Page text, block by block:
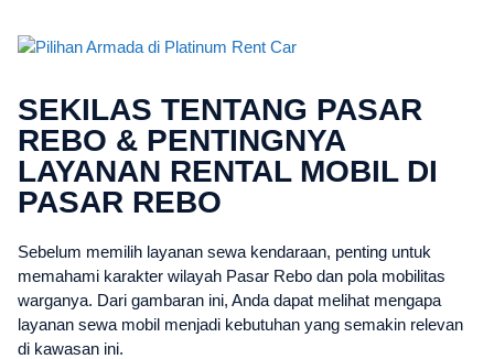
SEKILAS TENTANG PASAR
REBO & PENTINGNYA
LAYANAN RENTAL MOBIL DI
PASAR REBO
Sebelum memilih layanan sewa kendaraan, penting untuk
memahami karakter wilayah Pasar Rebo dan pola mobilitas
warganya. Dari gambaran ini, Anda dapat melihat mengapa
layanan sewa mobil menjadi kebutuhan yang semakin relevan
di kawasan ini.